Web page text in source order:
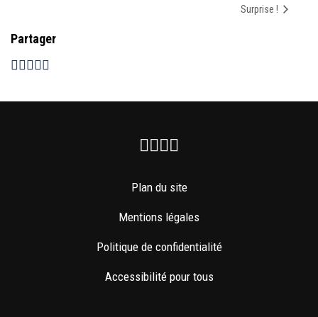
Surprise !
Partager
Facebook
Instagram
Youtube
Plan du site
Mentions légales
Politique de confidentialité
Accessibilité pour tous